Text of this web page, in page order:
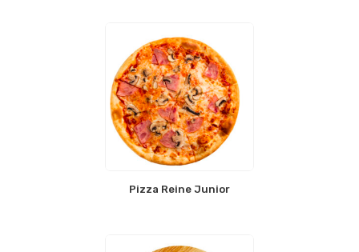
Pizza Reine Junior